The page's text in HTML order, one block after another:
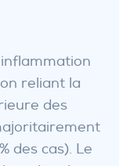
reliant la
des
des cas). Le